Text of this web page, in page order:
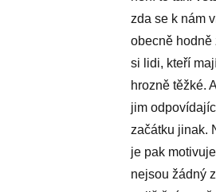
zda se k nám
obecně hodně
si lidi, kteří
hrozně těžké.
jim
začátku jinak.
je pak
nejsou žádný